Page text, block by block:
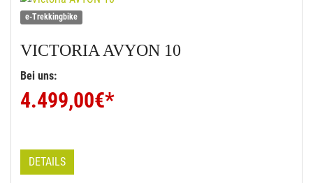
e-Trekkingbike
VICTORIA AVYON 10
Bei uns:
4.499,00€*
DETAILS